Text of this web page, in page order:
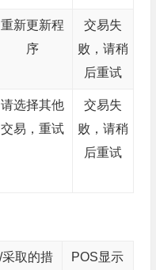
重新更新程
序
交易失
败，请稍
后重试
请选择其他
交易，重试
交易失
败，请稍
后重试
采取的措
POS显示